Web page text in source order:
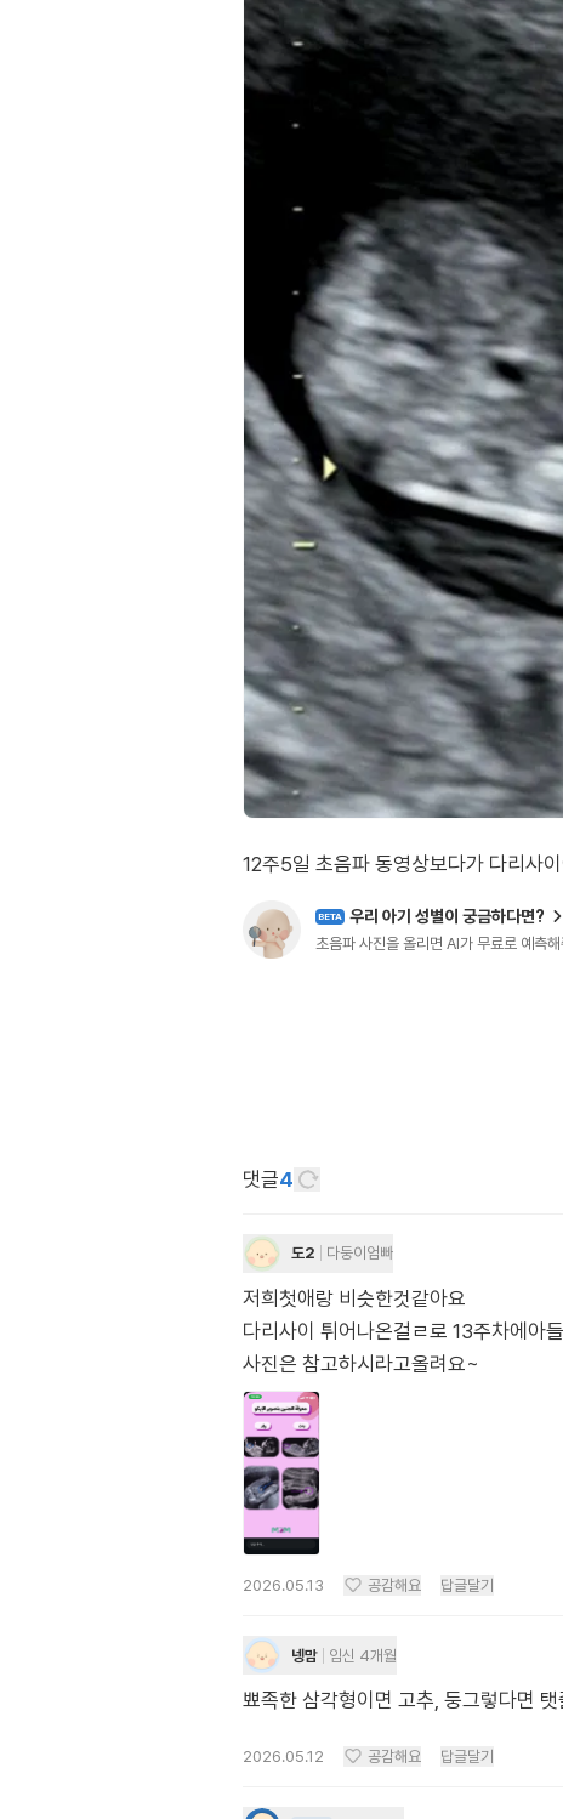
12주5일 초음파 동영상보다가 다리사
BETA 우리 아기 성별이 궁금하다면?
초음파 사진을 올리면 AI가 무료로 예측
댓글4
도2 다둥이엄빠
저희첫애랑 비슷한것같아요
다리사이 튀어나온걸ㄹ로 13주차에아
사진은 참고하시라고올려요~
2026.05.13 공감해요 답글달기
넹맘 임신 4개월
뾰족한 삼각형이면 고추, 둥그렇다면
2026.05.12 공감해요 답글달기